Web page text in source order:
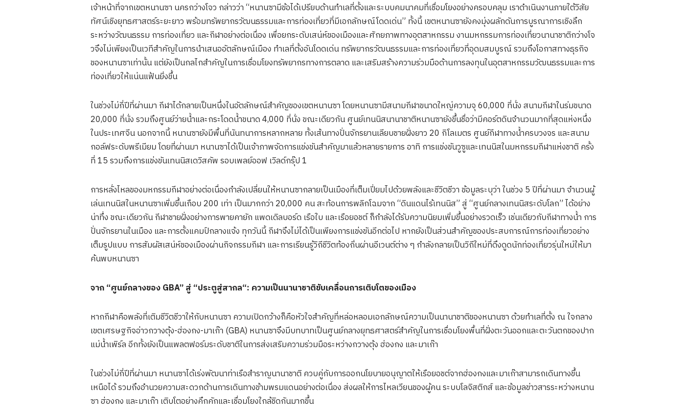
เจ้าหน้าที่จากเขตหนานซา นครกว่างโจว กล่าวว่า “หนานซามีข้อได้เปรียบด้านทำเลที่ตั้งและระบบคมนาคมที่เชื่อมโยงอย่างครอบคลุม เราดำเนินงานภายใต้วิสัย
ทัศน์เชิงยุทธศาสตร์ระยะยาว พร้อมทรัพยากรวัฒนธรรมและการท่องเที่ยวที่มีเอกลักษณ์โดดเด่น” ทั้งนี้ เขตหนานซายังคงมุ่งผลักดันการบูรณาการเชิงลึก
ระหว่างวัฒนธรรม การท่องเที่ยว และกีฬาอย่างต่อเนื่อง เพื่อยกระดับเสน่ห์ของเมืองและศักยภาพทางอุตสาหกรรม งานมหกรรมการท่องเที่ยวนานาชาติกว่างโจ
วจึงไม่เพียงเป็นเวทีสำคัญในการนำเสนออัตลักษณ์เมือง ทำเลที่ตั้งอันโดดเด่น ทรัพยากรวัฒนธรรมและการท่องเที่ยวที่อุดมสมบูรณ์ รวมถึงโอกาสทางธุรกิจ
ของหนานซาเท่านั้น แต่ยังเป็นกลไกสำคัญในการเชื่อมโยงทรัพยากรทางการตลาด และเสริมสร้างความร่วมมือด้านการลงทุนในอุตสาหกรรมวัฒนธรรมและการ
ท่องเที่ยวให้แน่นแฟ้นยิ่งขึ้น
ในช่วงไม่กี่ปีที่ผ่านมา กีฬาได้กลายเป็นหนึ่งในอัตลักษณ์สำคัญของเขตหนานซา โดยหนานซามีสนามกีฬาขนาดใหญ่ความจุ 60,000 ที่นั่ง สนามกีฬาในร่มขนาด
20,000 ที่นั่ง รวมถึงศูนย์ว่ายน้ำและกระโดดน้ำขนาด 4,000 ที่นั่ง ขณะเดียวกัน ศูนย์เทนนิสนานาชาติหนานซายังขึ้นชื่อว่ามีคอร์ตดินจำนวนมากที่สุดแห่งหนึ่ง
ในประเทศจีน นอกจากนี้ หนานซายังมีพื้นที่นันทนาการหลากหลาย ทั้งเส้นทางปั่นจักรยานเลียบชายฝั่งยาว 20 กิโลเมตร ศูนย์กีฬาทางน้ำครบวงจร และสนาม
กอล์ฟระดับพรีเมียม โดยที่ผ่านมา หนานซาได้เป็นเจ้าภาพจัดการแข่งขันสำคัญมาแล้วหลายรายการ อาทิ การแข่งขันวูซูและเทนนิสในมหกรรมกีฬาแห่งชาติ ครั้ง
ที่ 15 รวมถึงการแข่งขันเทนนิสเดวิสคัพ รอบเพลย์ออฟ เวิลด์กรุ๊ป 1
การหลั่งไหลของมหกรรมกีฬาอย่างต่อเนื่องกำลังเปลี่ยนให้หนานซากลายเป็นเมืองที่เต็มเปี่ยมไปด้วยพลังและชีวิตชีวา ข้อมูลระบุว่า ในช่วง 5 ปีที่ผ่านมา จำนวนผู้
เล่นเทนนิสในหนานซาเพิ่มขึ้นเกือบ 200 เท่า เป็นมากกว่า 20,000 คน สะท้อนการพลิกโฉมจาก “ดินแดนไร้เทนนิส” สู่ “ศูนย์กลางเทนนิสระดับโลก” ได้อย่าง
น่าทึ่ง ขณะเดียวกัน กีฬาชายฝั่งอย่างการพายคายัก แพดเดิลบอร์ด เรือใบ และเรือยอชต์ ก็กำลังได้รับความนิยมเพิ่มขึ้นอย่างรวดเร็ว เช่นเดียวกับกีฬาทางน้ำ การ
ปั่นจักรยานในเมือง และการตั้งแคมป์กลางแจ้ง ทุกวันนี้ กีฬาจึงไม่ได้เป็นเพียงการแข่งขันอีกต่อไป หากยังเป็นส่วนสำคัญของประสบการณ์การท่องเที่ยวอย่าง
เต็มรูปแบบ การสัมผัสเสน่ห์ของเมืองผ่านกิจกรรมกีฬา และการเรียนรู้วิถีชีวิตท้องถิ่นผ่านอีเวนต์ต่าง ๆ กำลังกลายเป็นวิถีใหม่ที่ดึงดูดนักท่องเที่ยวรุ่นใหม่ให้มา
ค้นพบหนานซา
จาก“ศูนย์กลางของGBA”สู่“ประตูสู่สากล“: ความเป็นนานาชาติขับเคลื่อนการเติบโตของเมือง
หากกีฬาคือพลังที่เติมชีวิตชีวาให้กับหนานซา ความเปิดกว้างก็คือหัวใจสำคัญที่หล่อหลอมเอกลักษณ์ความเป็นนานาชาติของหนานซา ด้วยทำเลที่ตั้ง ณ ใจกลาง
เขตเศรษฐกิจอ่าวกวางตุ้ง-ฮ่องกง-มาเก๊า (GBA) หนานซาจึงมีบทบาทเป็นศูนย์กลางยุทธศาสตร์สำคัญในการเชื่อมโยงพื้นที่ฝั่งตะวันออกและตะวันตกของปาก
แม่น้ำเพิร์ล อีกทั้งยังเป็นแพลตฟอร์มระดับชาติในการส่งเสริมความร่วมมือระหว่างกวางตุ้ง ฮ่องกง และมาเก๊า
ในช่วงไม่กี่ปีที่ผ่านมา หนานซาได้เร่งพัฒนาท่าเรือสำราญนานาชาติ ควบคู่กับการออกนโยบายอนุญาตให้เรือยอชต์จากฮ่องกงและมาเก๊าสามารถเดินทางขึ้น
เหนือได้ รวมถึงอำนวยความสะดวกด้านการเดินทางข้ามพรมแดนอย่างต่อเนื่อง ส่งผลให้การไหลเวียนของผู้คน ระบบโลจิสติกส์ และข้อมูลข่าวสารระหว่างหนาน
ซา ฮ่องกง และมาเก๊า เติบโตอย่างคึกคักและเชื่อมโยงใกล้ชิดกันมากขึ้น